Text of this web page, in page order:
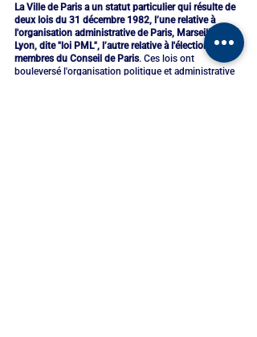
La Ville de Paris a un statut particulier qui résulte de
deux lois du 31 décembre 1982, l’une relative à
l'organisation administrative de Paris, Marseille et
Lyon, dite "loi PML", l’autre relative à l'élection des
membres du Conseil de Paris. Ces lois ont
bouleversé l'organisation politique et administrative